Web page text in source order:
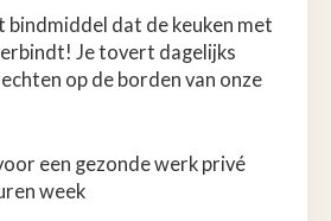
bindmiddel dat de keuken met
Je tovert dagelijks
op de borden van onze
een gezonde werk privé
week